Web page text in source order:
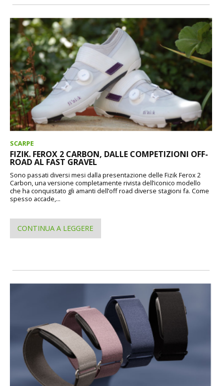
SCARPE
FIZIK. FEROX 2 CARBON, DALLE COMPETIZIONI OFF-
ROAD AL FAST GRAVEL
Sono passati diversi mesi dalla presentazione delle Fizik Ferox 2
Carbon, una versione completamente rivista dell’iconico modello
che ha conquistato gli amanti dell’off road diverse stagioni fa. Come
spesso accade,...
CONTINUA A LEGGERE